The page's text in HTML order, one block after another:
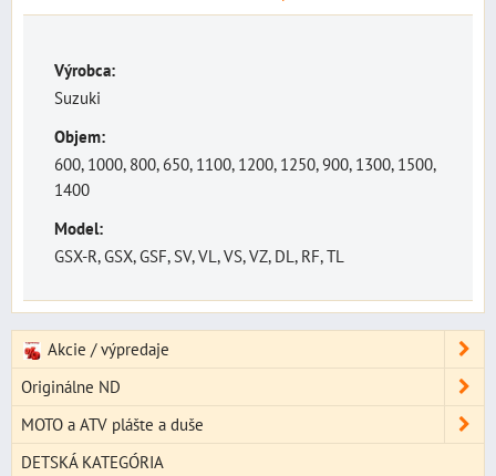
Výrobca:
Suzuki
Objem:
600, 1000, 800, 650, 1100, 1200, 1250, 900, 1300, 1500,
1400
Model:
GSX-R, GSX, GSF, SV, VL, VS, VZ, DL, RF, TL
Akcie / výpredaje
Originálne ND
MOTO a ATV plášte a duše
DETSKÁ KATEGÓRIA